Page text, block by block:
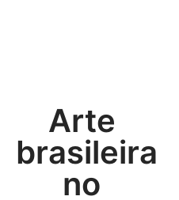
Arte
brasileira
no